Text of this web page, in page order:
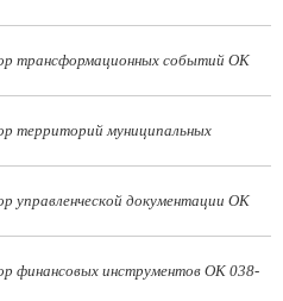
трансформационных событий ОК
территорий муниципальных
управленческой документации ОК
финансовых инструментов OK 038-